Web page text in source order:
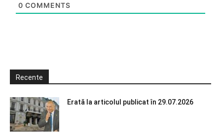
0 COMMENTS
Recente
Erată la articolul publicat în 29.07.2026